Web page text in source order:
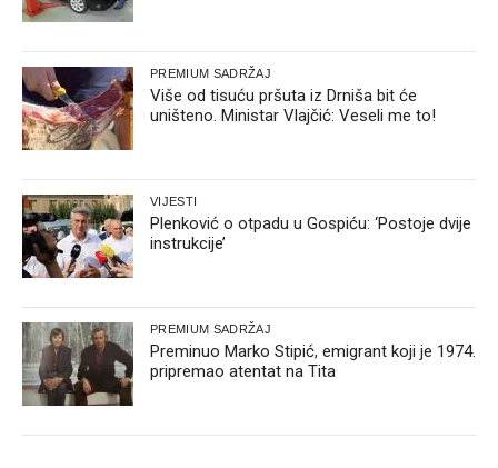
PREMIUM SADRŽAJ
Više od tisuću pršuta iz Drniša bit će
uništeno. Ministar Vlajčić: Veseli me to!
VIJESTI
Plenković o otpadu u Gospiću: ‘Postoje dvije
instrukcije’
PREMIUM SADRŽAJ
Preminuo Marko Stipić, emigrant koji je 1974.
pripremao atentat na Tita